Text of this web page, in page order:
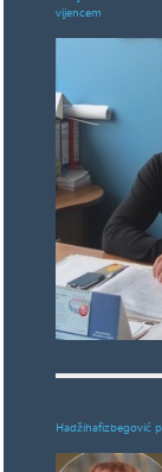
vijencem
Hadžihafizbegović